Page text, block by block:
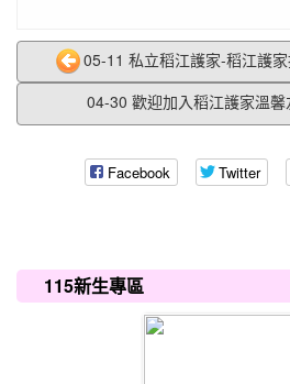
05-11 私立稻江護家-稻江護
04-30 歡迎加入稻江護家溫
Facebook Twitter
115新生專區